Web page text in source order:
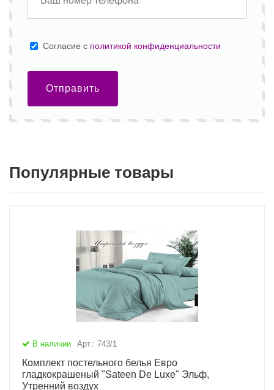
Cогласие с политикой конфиденциальности
Отправить
Популярные товары
В наличии Арт.: 743/1
Комплект постельного белья Евро
гладкокрашеный "Sateen De Luxe" Эльф,
Утренний воздух